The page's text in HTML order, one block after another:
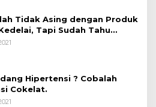
Tidak Asing dengan Produk
Tapi Sudah Tahu
untuk Kesehatan?
Hipertensi ? Cobalah
Cokelat.